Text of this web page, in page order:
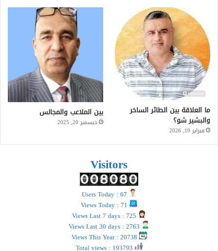
ما العلاقة بين الطائر الساخر
والبشير شو؟
فبراير 19, 2026
بين الملاعب والمجالس
ديسمبر 20, 2025
Visitors